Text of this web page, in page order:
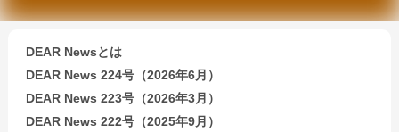
DEAR Newsとは
DEAR News 224号（2026年6月）
DEAR News 223号（2026年3月）
DEAR News 222号（2025年9月）